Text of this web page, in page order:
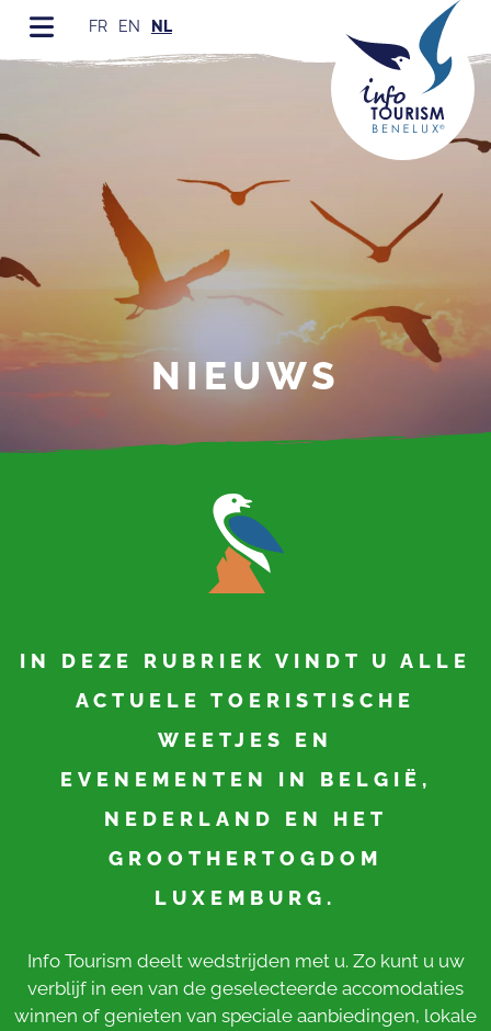
FR EN NL
NIEUWS
IN DEZE RUBRIEK VINDT U ALLE
ACTUELE TOERISTISCHE
WEETJES EN
EVENEMENTEN IN BELGIË,
NEDERLAND EN HET
GROOTHERTOGDOM
LUXEMBURG.
Info Tourism deelt wedstrijden met u. Zo kunt u uw
verblijf in een van de geselecteerde accomodaties
winnen of genieten van speciale aanbiedingen, lokale